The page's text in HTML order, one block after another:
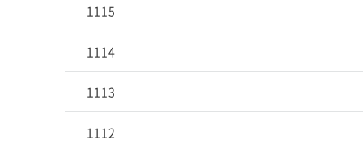
1115
1114
1113
1112